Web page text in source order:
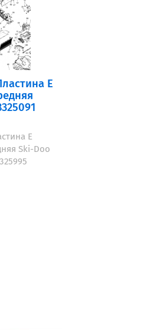
E
E
Ski-Doo